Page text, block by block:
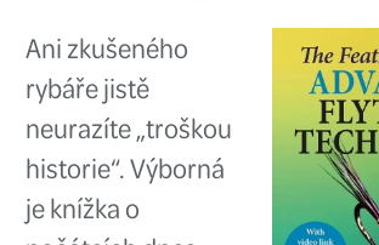
půlkruhu, do které
brodící boty, kalhoty
podběrákem. Na
tašky, kterou byste